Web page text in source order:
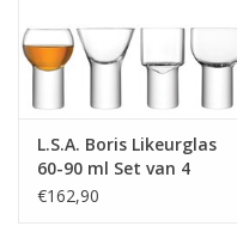
L.S.A. Boris Likeurglas
60-90 ml Set van 4
Stuks Assorti
€162,90